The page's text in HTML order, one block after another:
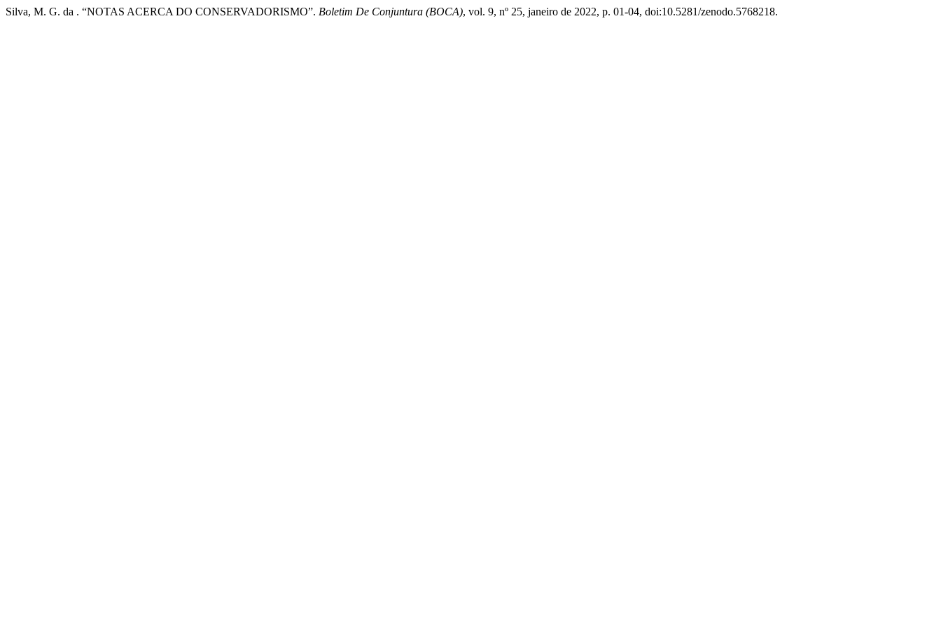
Silva, M. G. da . “NOTAS ACERCA DO CONSERVADORISMO”. Boletim De Conjuntura (BOCA), vol. 9, nº 25, janeiro de 2022, p. 01-04, doi:10.5281/zenodo.5768218.